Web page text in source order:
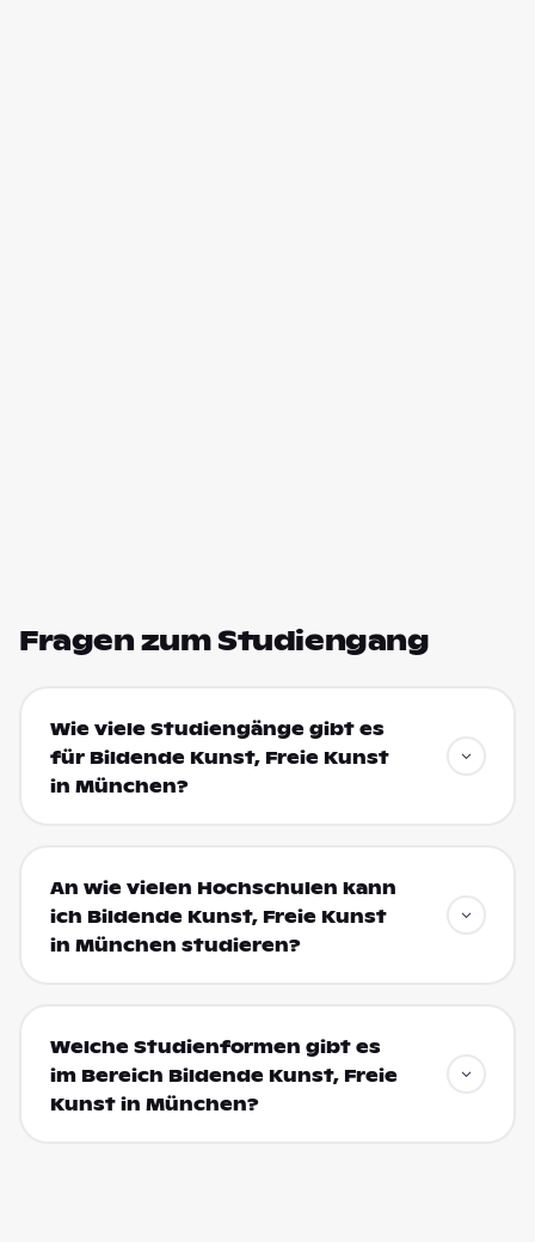
Fragen zum Studiengang
Wie viele Studiengänge gibt es
für Bildende Kunst, Freie Kunst
in München?
An wie vielen Hochschulen kann
ich Bildende Kunst, Freie Kunst
in München studieren?
Welche Studienformen gibt es
im Bereich Bildende Kunst, Freie
Kunst in München?